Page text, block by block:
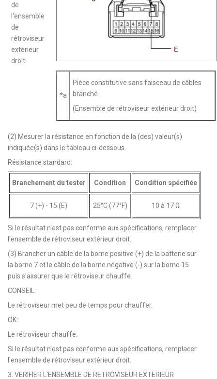
de
l'ensemble
de
rétroviseur
extérieur
droit.
*a
Pièce constitutive sans faisceau de câbles
branché
(Ensemble de rétroviseur extérieur droit)
(2) Mesurer la résistance en fonction de la (des) valeur(s)
indiquée(s) dans le tableau ci-dessous.
Résistance standard:
Branchement du tester Condition Condition spécifiée
7 (+) - 15 (E) 25°C (77°F) 10 à 17 Ω
Si le résultat n'est pas conforme aux spécifications, remplacer
l'ensemble de rétroviseur extérieur droit.
(3) Brancher un câble de la borne positive (+) de la batterie sur
la borne 7 et le câble de la borne négative (-) sur la borne 15
puis s'assurer que le rétroviseur chauffe.
CONSEIL:
Le rétroviseur met peu de temps pour chauffer.
OK:
Le rétroviseur chauffe.
Si le résultat n'est pas conforme aux spécifications, remplacer
l'ensemble de rétroviseur extérieur droit.
3. VERIFIER L'ENSEMBLE DE RETROVISEUR EXTERIEUR